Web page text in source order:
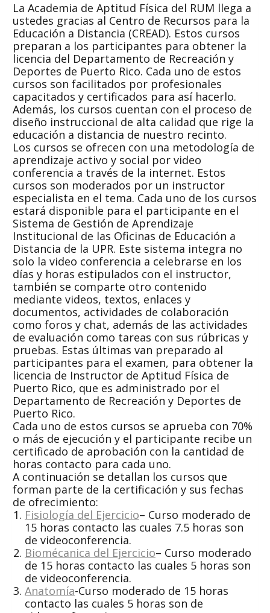
La Academia de Aptitud Física del RUM llega a
ustedes gracias al Centro de Recursos para la
Educación a Distancia (CREAD). Estos cursos
preparan a los participantes para obtener la
licencia del Departamento de Recreación y
Deportes de Puerto Rico. Cada uno de estos
cursos son facilitados por profesionales
capacitados y certificados para así hacerlo.
Además, los cursos cuentan con el proceso de
diseño instruccional de alta calidad que rige la
educación a distancia de nuestro recinto.
Los cursos se ofrecen con una metodología de
aprendizaje activo y social por video
conferencia a través de la internet. Estos
cursos son moderados por un instructor
especialista en el tema. Cada uno de los cursos
estará disponible para el participante en el
Sistema de Gestión de Aprendizaje
Institucional de las Oficinas de Educación a
Distancia de la UPR. Este sistema integra no
solo la video conferencia a celebrarse en los
días y horas estipulados con el instructor,
también se comparte otro contenido
mediante videos, textos, enlaces y
documentos, actividades de colaboración
como foros y chat, además de las actividades
de evaluación como tareas con sus rúbricas y
pruebas. Estas últimas van preparado al
participantes para el examen, para obtener la
licencia de Instructor de Aptitud Física de
Puerto Rico, que es administrado por el
Departamento de Recreación y Deportes de
Puerto Rico.
Cada uno de estos cursos se aprueba con 70%
o más de ejecución y el participante recibe un
certificado de aprobación con la cantidad de
horas contacto para cada uno.
A continuación se detallan los cursos que
forman parte de la certificación y sus fechas
de ofrecimiento:
Fisiología del Ejercicio– Curso moderado de
15 horas contacto las cuales 7.5 horas son
de videoconferencia.
Biomécanica del Ejercicio– Curso moderado
de 15 horas contacto las cuales 5 horas son
de videoconferencia.
Anatomía-Curso moderado de 15 horas
contacto las cuales 5 horas son de